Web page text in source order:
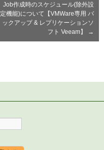
Job作成時のスケジュール(除外設
定機能)について【VMWare専用 バ
ックアップ & レプリケーションソ
フト Veeam】
→